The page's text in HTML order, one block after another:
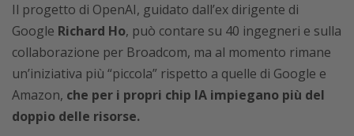
Il progetto di OpenAI, guidato dall’ex dirigente di
Google Richard Ho, può contare su 40 ingegneri e sulla
collaborazione per Broadcom, ma al momento rimane
un’iniziativa più “piccola” rispetto a quelle di Google e
Amazon, che per i propri chip IA impiegano più del
doppio delle risorse.